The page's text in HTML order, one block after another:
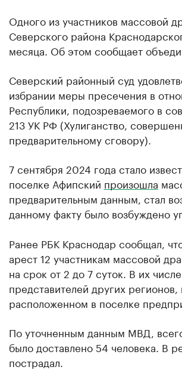
Одного из участников массовой
Северского района
месяца. Об этом сообщает
Северский районный суд
избрании меры пресечения в
Республики, подозреваемого в
213 УК РФ (Хулиганство,
предварительному сговору).
7 сентября 2024 года стало
поселке Афипский произошла
предварительным данным, стал
данному факту было возбуждено
Ранее РБК Краснодар сообщал,
арест 12 участникам массовой
на срок от 2 до 7 суток. В их
представителей других
расположенном в поселке
По уточненным данным МВД,
было доставлено 54 человека. В
пострадал.